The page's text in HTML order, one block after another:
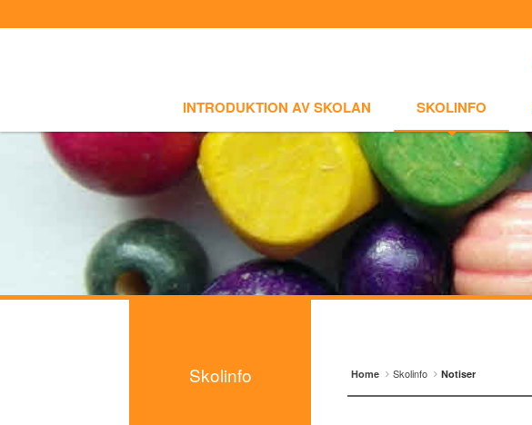
INTRODUKTION AV SKOLAN SKOLINFO
Skolinfo Home Skolinfo Notiser
Skolinfo
- Notiser
Photoalbum